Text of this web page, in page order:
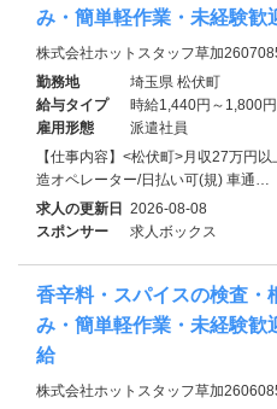
み・簡単軽作業・未経験歓
株式会社ホットスタッフ草加
勤務地
埼玉県 松伏町
給与タイプ
時給1,440円～1,800円
雇用形態
派遣社員
【仕事内容】<松伏町>月収27万円
造オペレーター/日払い可(規) 車通…
求人の更新日 2026-08-08
スポンサー
求人ボックス
香辛料・スパイスの検査・
み・簡単軽作業・未経験歓
給
株式会社ホットスタッフ草加